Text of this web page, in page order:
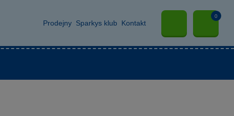
Prodejny Sparkys klub Kontakt
0